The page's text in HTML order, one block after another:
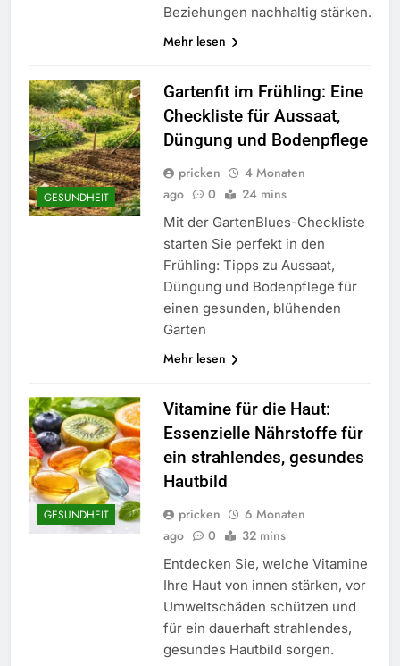
Beziehungen nachhaltig stärken.
Mehr lesen
GESUNDHEIT
Gartenfit im Frühling: Eine
Checkliste für Aussaat,
Düngung und Bodenpflege
pricken
4 Monaten
ago
0 24 mins
Mit der GartenBlues-Checkliste
starten Sie perfekt in den
Frühling: Tipps zu Aussaat,
Düngung und Bodenpflege für
einen gesunden, blühenden
Garten
Mehr lesen
GESUNDHEIT
Vitamine für die Haut:
Essenzielle Nährstoffe für
ein strahlendes, gesundes
Hautbild
pricken
6 Monaten
ago
0 32 mins
Entdecken Sie, welche Vitamine
Ihre Haut von innen stärken, vor
Umweltschäden schützen und
für ein dauerhaft strahlendes,
gesundes Hautbild sorgen.